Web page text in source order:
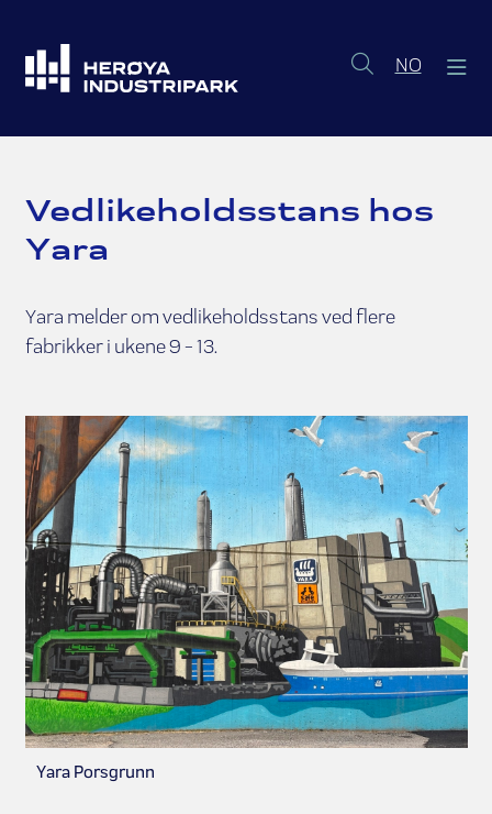
NONorsk
Vedlikeholdsstans hos
Yara
Yara melder om vedlikeholdsstans ved flere
fabrikker i ukene 9 - 13.
Yara Porsgrunn